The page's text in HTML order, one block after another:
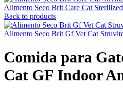
Alimento Seco Brit Care Cat
Back to products
Alimento Seco Brit Gf Vet Cat
Comida para
Cat GF Indoor